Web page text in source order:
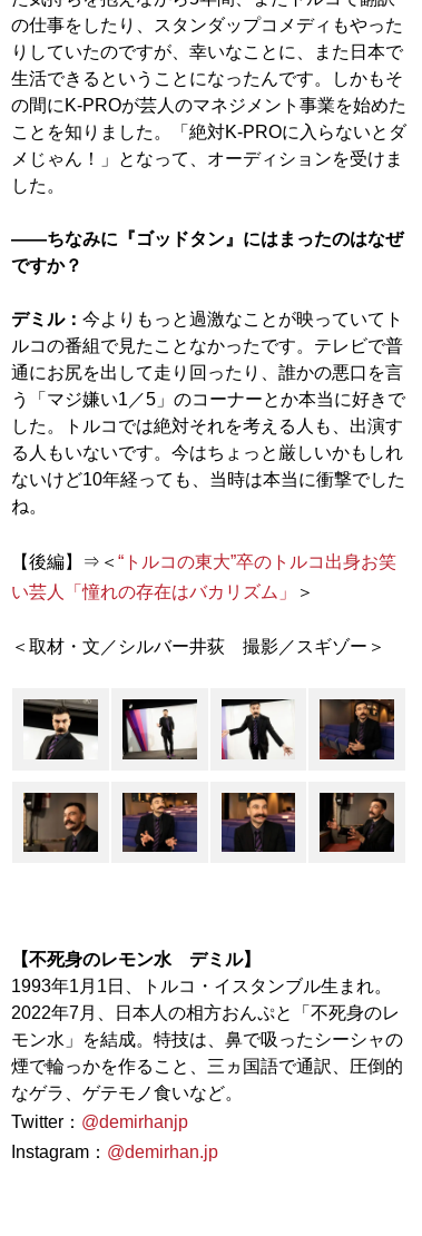
の仕事をしたり、スタンダップコメディもやった
りしていたのですが、幸いなことに、また日本で
生活できるということになったんです。しかもそ
の間にK-PROが芸人のマネジメント事業を始めた
ことを知りました。「絶対K-PROに入らないとダ
メじゃん！」となって、オーディションを受けま
した。
――ちなみに『ゴッドタン』にはまったのはなぜ
ですか？
デミル： 今よりもっと過激なことが映っていてト
ルコの番組で見たことなかったです。テレビで普
通にお尻を出して走り回ったり、誰かの悪口を言
う「マジ嫌い1／5」のコーナーとか本当に好きで
した。トルコでは絶対それを考える人も、出演す
る人もいないです。今はちょっと厳しいかもしれ
ないけど10年経っても、当時は本当に衝撃でした
ね。
【後編】⇒＜ “トルコの東大”卒のトルコ出身お笑
い芸人「憧れの存在はバカリズム」
＞
＜取材・文／シルバー井荻 撮影／スギゾー＞
【不死身のレモン水 デミル】
1993年1月1日、トルコ・イスタンブル生まれ。
2022年7月、日本人の相方おんぷと「不死身のレ
モン水」を結成。特技は、鼻で吸ったシーシャの
煙で輪っかを作ること、三ヵ国語で通訳、圧倒的
なゲラ、ゲテモノ食いなど。
Twitter： @demirhanjp
Instagram： @demirhan.jp